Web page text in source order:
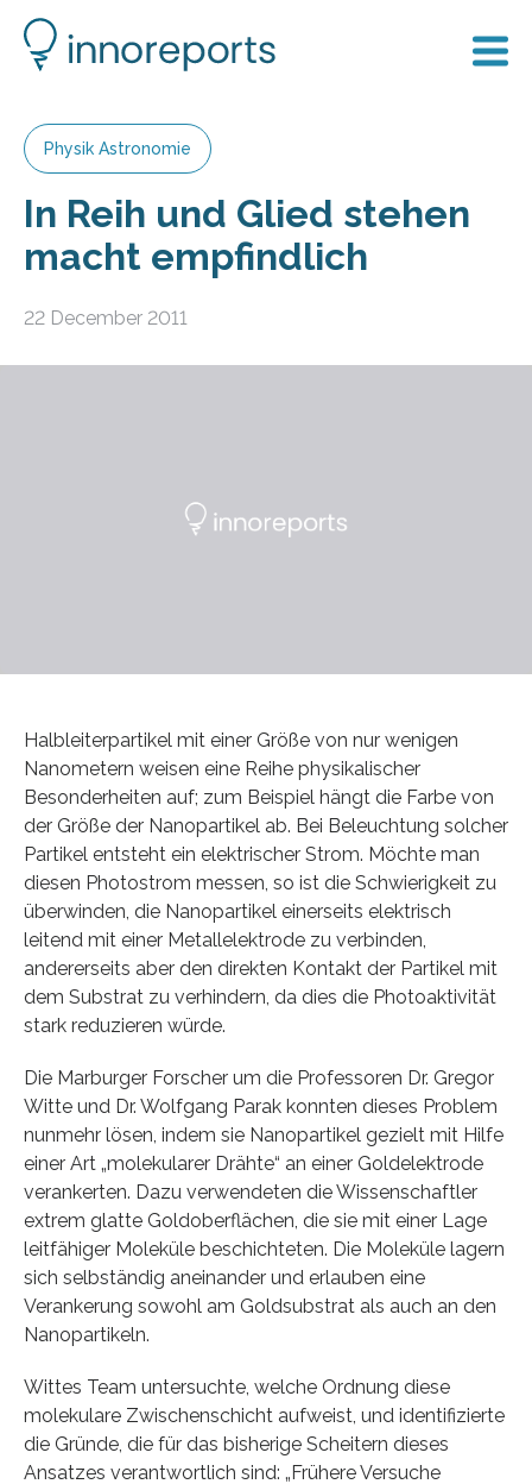
Physik Astronomie
In Reih und Glied stehen
macht empfindlich
22 December 2011
Halbleiterpartikel mit einer Größe von nur wenigen
Nanometern weisen eine Reihe physikalischer
Besonderheiten auf; zum Beispiel hängt die Farbe von
der Größe der Nanopartikel ab. Bei Beleuchtung solcher
Partikel entsteht ein elektrischer Strom. Möchte man
diesen Photostrom messen, so ist die Schwierigkeit zu
überwinden, die Nanopartikel einerseits elektrisch
leitend mit einer Metallelektrode zu verbinden,
andererseits aber den direkten Kontakt der Partikel mit
dem Substrat zu verhindern, da dies die Photoaktivität
stark reduzieren würde.
Die Marburger Forscher um die Professoren Dr. Gregor
Witte und Dr. Wolfgang Parak konnten dieses Problem
nunmehr lösen, indem sie Nanopartikel gezielt mit Hilfe
einer Art „molekularer Drähte“ an einer Goldelektrode
verankerten. Dazu verwendeten die Wissenschaftler
extrem glatte Goldoberflächen, die sie mit einer Lage
leitfähiger Moleküle beschichteten. Die Moleküle lagern
sich selbständig aneinander und erlauben eine
Verankerung sowohl am Goldsubstrat als auch an den
Nanopartikeln.
Wittes Team untersuchte, welche Ordnung diese
molekulare Zwischenschicht aufweist, und identifizierte
die Gründe, die für das bisherige Scheitern dieses
Ansatzes verantwortlich sind: „Frühere Versuche